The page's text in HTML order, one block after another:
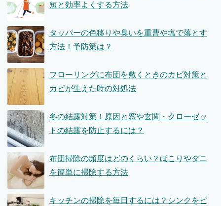
短と効率よくする方法
タッパーの色移りや臭いを重曹や塩で落とす
方法！予防策は？
フローリングに布団を敷くときのカビ対策と
カビが生えた時の対処法
冬の結露対策！原因と窓や玄関・クローゼッ
トの結露を防止するには？
布団掃除の頻度はどのくらい？ほこりやダニ
を簡単に掃除する方法
キッチンの掃除を毎日するには？シンクをピ